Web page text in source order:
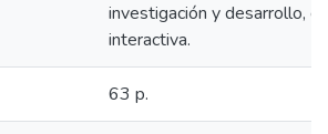
investigación y desarrollo,
interactiva.
63 p.